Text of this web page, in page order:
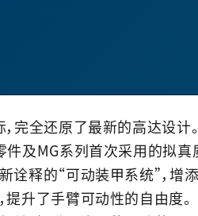
完全还原了最新的高达设计。
及MG系列首次采用的拟真
诠释的“可动装甲系统”，增
升了手臂可动性的自由度。